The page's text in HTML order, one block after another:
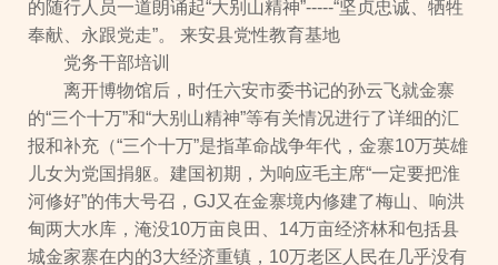
的随行人员一道朗诵起“大别山精神”-----“坚贞忠诚、牺牲
奉献、永跟党走”。 来安县党性教育基地
党务干部培训
离开博物馆后，时任六安市委书记的孙云飞就金寨
的“三个十万”和“大别山精神”等有关情况进行了详细的汇
报和补充（“三个十万”是指革命战争年代，金寨10万英雄
儿女为党国捐躯。建国初期，为响应毛主席“一定要把淮
河修好”的伟大号召，GJ又在金寨境内修建了梅山、响洪
甸两大水库，淹没10万亩良田、14万亩经济林和包括县
城金家寨在内的3大经济重镇，10万老区人民在几乎没有